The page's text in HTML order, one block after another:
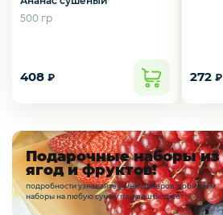
Приправы и специи
500 гр
408 ₽ 272 ₽
Подарочные наборы из
ягод и фруктов!
подробности узнавайте у менеджеров. собираем
наборы на любую сумму под ваш бюджет